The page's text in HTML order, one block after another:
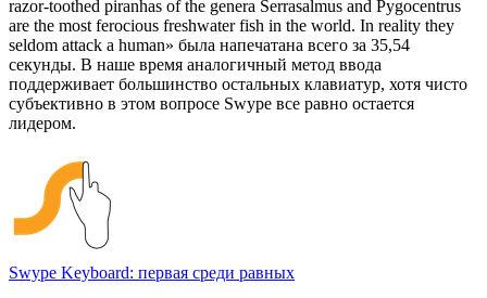
razor-toothed piranhas of the genera Serrasalmus and Pygocentrus
are the most ferocious freshwater fish in the world. In reality they
seldom attack a human» была напечатана всего за 35,54
секунды. В наше время аналогичный метод ввода
поддерживает большинство остальных клавиатур, хотя чисто
субъективно в этом вопросе Swype все равно остается
лидером.
Swype Keyboard: первая среди равных